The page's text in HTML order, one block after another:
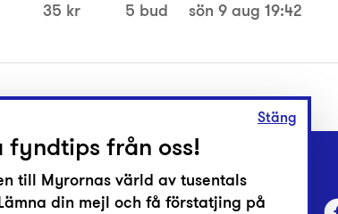
35 kr 5 bud sön 9 aug 19:42
Stäng
fyndtips från oss!
till Myrornas värld av tusentals
din mejl och få förstatjing på